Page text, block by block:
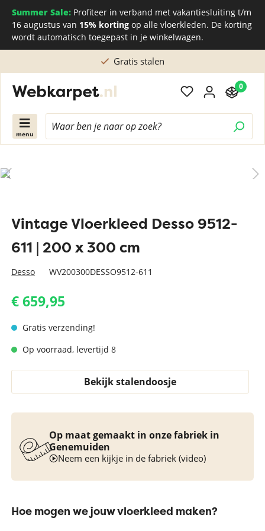
Summer Sale: Profiteer in verband met vakantiesluiting t/m
16 augustus van 15% korting op alle vloerkleden. De korting
wordt automatisch toegepast in je winkelwagen.
Gratis stalen
menu
0
Vintage Vloerkleed Desso 9512-
611 | 200 x 300 cm
Desso WV200300DESSO9512-611
€ 659,95
Gratis verzending!
Op voorraad, levertijd 8
Bekijk stalendoosje
Op maat gemaakt in onze fabriek in
Genemuiden
Neem een kijkje in de fabriek (video)
Hoe mogen we jouw vloerkleed maken?